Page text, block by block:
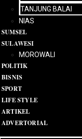
TANJUNG BALAI
NIAS
SUMSEL
SULAWESI
MOROWALI
POLITIK
BISNIS
SPORT
LIFE STYLE
ARTIKEL
ADVERTORIAL